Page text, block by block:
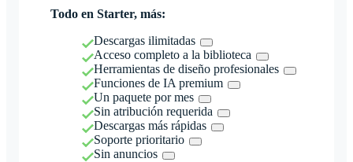
Todo en Starter, más:
Descargas ilimitadas
Acceso completo a la biblioteca
Herramientas de diseño profesionales
Funciones de IA premium
Un paquete por mes
Sin atribución requerida
Descargas más rápidas
Soporte prioritario
Sin anuncios